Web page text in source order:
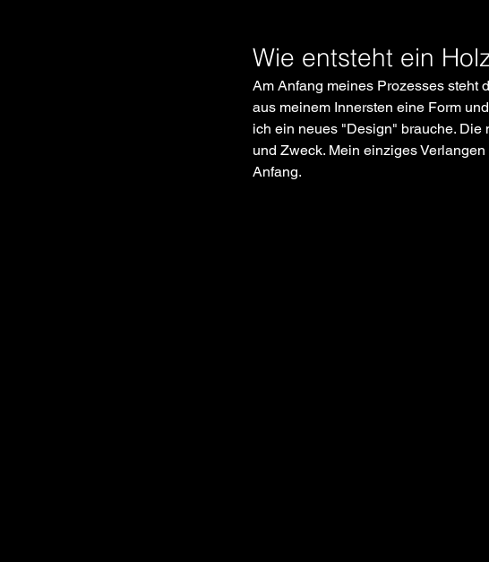
Wie entsteht ein
Am Anfang meines Prozesses steht
aus meinem Innersten eine Form
ich ein neues "Design" brauche. Die
und Zweck. Mein einziges
Anfang.